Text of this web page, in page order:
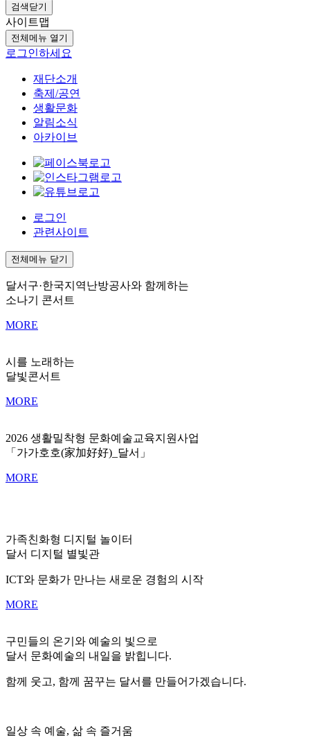
검색닫기
사이트맵
전체메뉴 열기
로그인하세요
재단소개
축제/공연
생활문화
알림소식
아카이브
로그인
관련사이트
전체메뉴 닫기
달서구·한국지역난방공사와 함께하는
소나기 콘서트
MORE
시를 노래하는
달빛콘서트
MORE
2026 생활밀착형 문화예술교육지원사업
「가가호호(家加好好)_달서」
MORE
가족친화형 디지털 놀이터
달서 디지털 별빛관
ICT와 문화가 만나는 새로운 경험의 시작
MORE
구민들의 온기와 예술의 빛으로
달서 문화예술의 내일을 밝힙니다.
함께 웃고, 함께 꿈꾸는 달서를 만들어가겠습니다.
일상 속 예술, 삶 속 즐거움